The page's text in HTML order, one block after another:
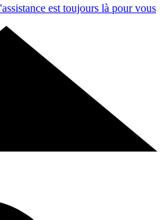
est toujours là pour vous